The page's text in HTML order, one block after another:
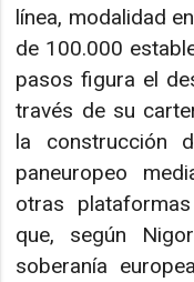
línea, modalidad
de 100.000
pasos figura el
través de su
la construcción
paneuropeo
otras
que, según
soberanía